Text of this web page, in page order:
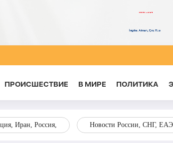
ПРОИСШЕСТВИЕ В МИРЕ ПОЛИТИКА
Иран, Россия, Новости России, СНГ,